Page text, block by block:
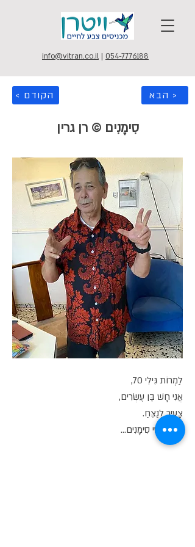
info@vitran.co.il | 054-7776188
< הקודם הבא >
סִימָנִים © רן גרין
לַמְרוֹת גִּילִי 70,
אֲנִי חָשׁ בֶּן עֶשְׂרִים,
צָעִיר לְנַצֵּחַ.
סִי, סִי, סִי סִימָנִים...